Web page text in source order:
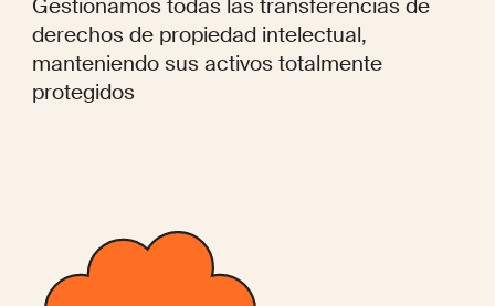
Gestionamos todas las transferencias de
derechos de propiedad intelectual,
manteniendo sus activos totalmente
protegidos